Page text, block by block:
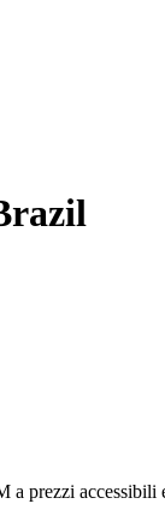
prezzi